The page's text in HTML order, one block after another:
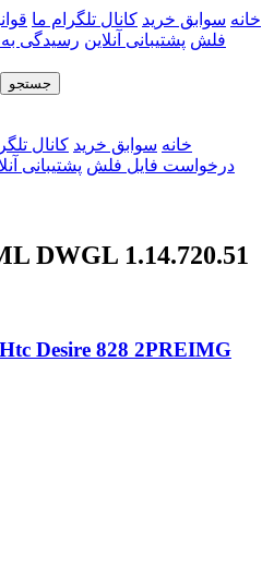
خانه سوابق خرید کانال تلگرام ما
فلش پشتیبانی آنلاین رسیدگی
جستجو
خانه سوابق خرید کانال
درخواست فایل فلش پشتیبانی
DWGL 1.14.720.51